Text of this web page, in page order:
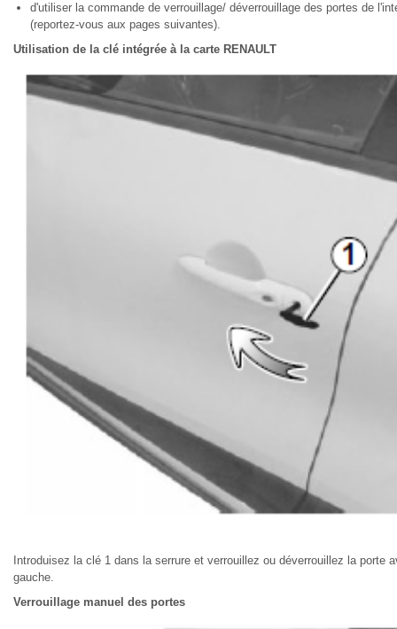
d'utiliser la commande de verrouillage/ déverrouillage des portes de
(reportez-vous aux pages suivantes).
Utilisation de la clé intégrée à la carte RENAULT
Introduisez la clé 1 dans la serrure et verrouillez ou déverrouillez la porte
gauche.
Verrouillage manuel des portes